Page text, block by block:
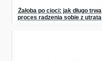
Żałoba po cioci: jak długo trwa
proces radzenia sobie z utratą